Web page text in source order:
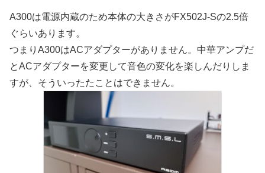
A300は電源内蔵のため本体の大きさがFX502J-Sの2.5倍
ぐらいあります。
つまりA300はACアダプターがありません。中華アンプだ
とACアダプターを変更して音色の変化を楽しんだりしま
すが、そういったたことはできません。